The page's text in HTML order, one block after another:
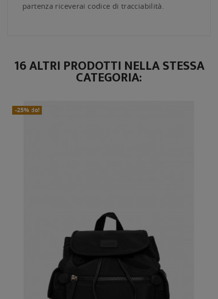
partenza riceverai codice di tracciabilità.
16 ALTRI PRODOTTI NELLA STESSA
CATEGORIA:
In Saldo!
Nuovo
-25%